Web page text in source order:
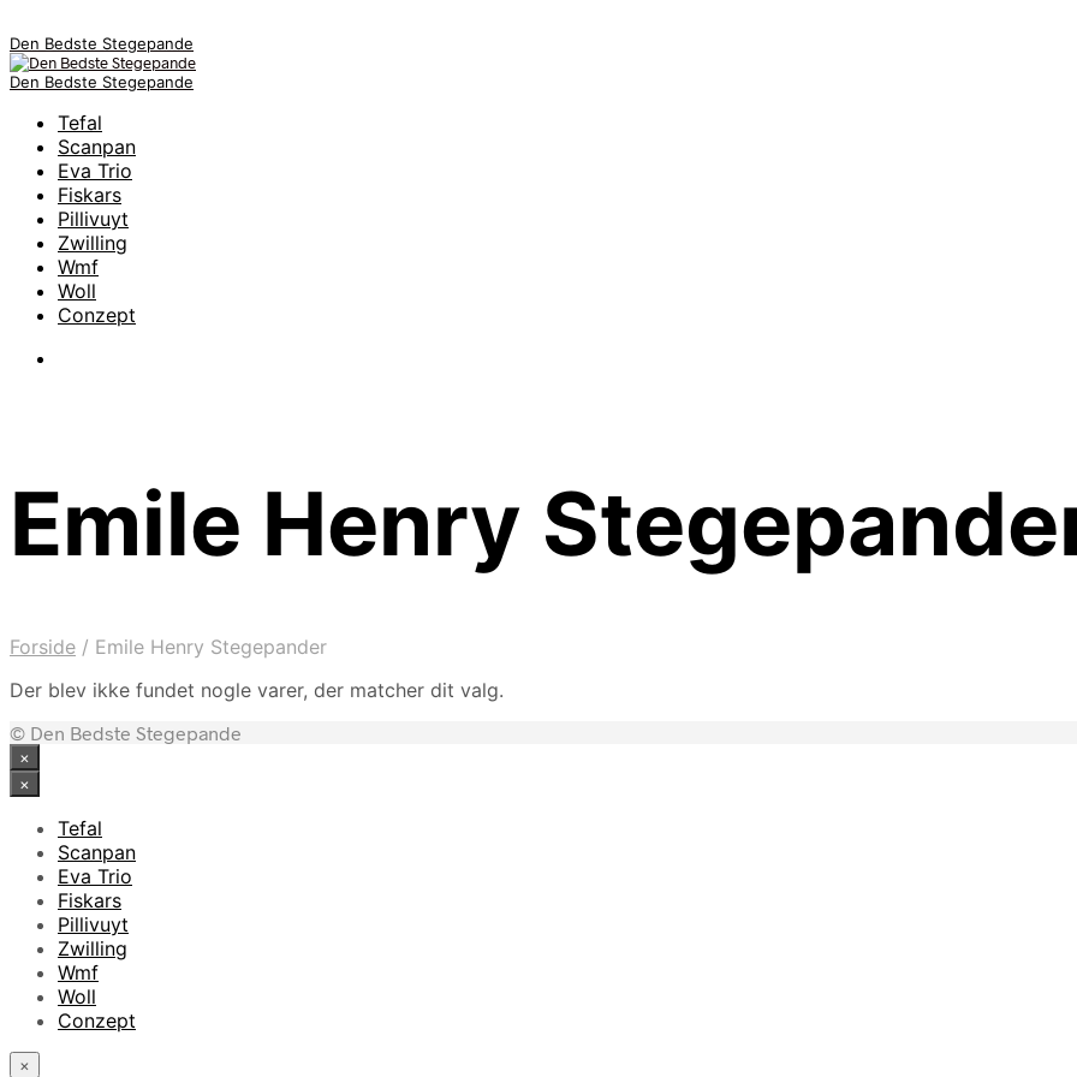
Den Bedste Stegepande
Den Bedste Stegepande
Tefal
Scanpan
Eva Trio
Fiskars
Pillivuyt
Zwilling
Wmf
Woll
Conzept
Emile Henry
Forside / Emile Henry Stegepander
Der blev ikke fundet nogle varer, der matcher dit valg.
© Den Bedste Stegepande
×
×
Tefal
Scanpan
Eva Trio
Fiskars
Pillivuyt
Zwilling
Wmf
Woll
Conzept
×